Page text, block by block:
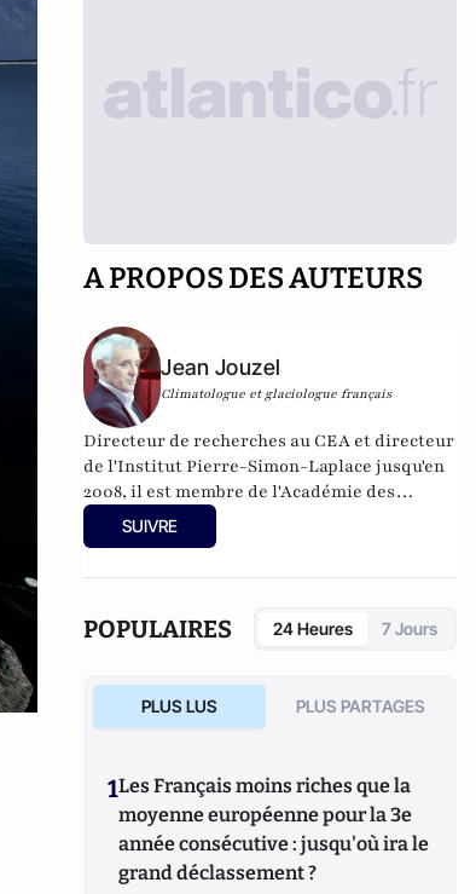
A PROPOS DES AUTEURS
Jean Jouzel
Climatologue et glaciologue français
Directeur de recherches au CEA et directeur
de l'Institut Pierre-Simon-Laplace jusqu'en
2008, il est membre de l'Académie des
sciences.
SUIVRE
POPULAIRES 24 Heures 7 Jours
PLUS LUS PLUS PARTAGES
1Les Français moins riches que la
moyenne européenne pour la 3e
année consécutive : jusqu'où ira le
grand déclassement ?